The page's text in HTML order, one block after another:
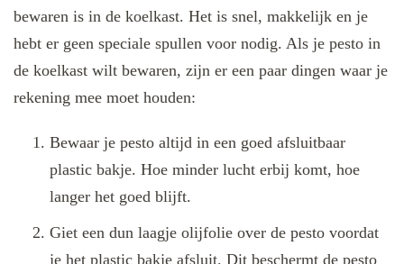
bewaren is in de koelkast. Het is snel, makkelijk en je
hebt er geen speciale spullen voor nodig. Als je pesto in
de koelkast wilt bewaren, zijn er een paar dingen waar je
rekening mee moet houden:
Bewaar je pesto altijd in een goed afsluitbaar
plastic bakje. Hoe minder lucht erbij komt, hoe
langer het goed blijft.
Giet een dun laagje olijfolie over de pesto voordat
je het plastic bakje afsluit. Dit beschermt de pesto